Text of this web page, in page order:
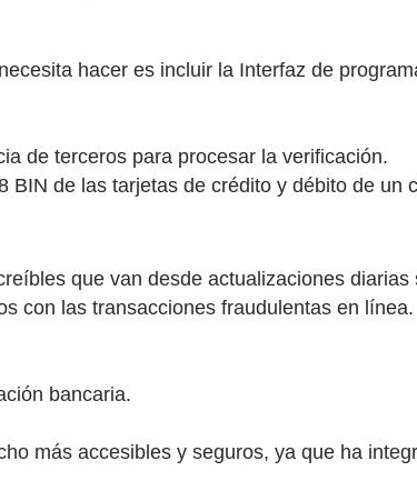
hacer es incluir la Interfaz de
de terceros para procesar la verificación.
de las tarjetas de crédito y débito de un
que van desde actualizaciones
con las transacciones fraudulentas en línea.
bancaria.
más accesibles y seguros, ya que ha